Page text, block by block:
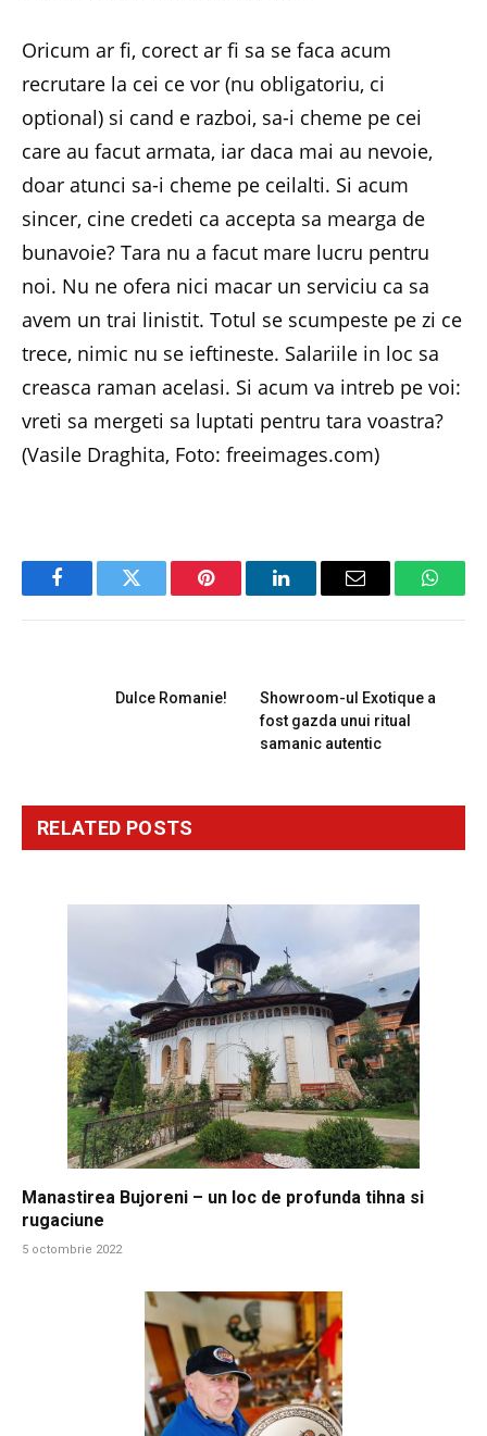
Oricum ar fi, corect ar fi sa se faca acum
recrutare la cei ce vor (nu obligatoriu, ci
optional) si cand e razboi, sa-i cheme pe cei
care au facut armata, iar daca mai au nevoie,
doar atunci sa-i cheme pe ceilalti. Si acum
sincer, cine credeti ca accepta sa mearga de
bunavoie? Tara nu a facut mare lucru pentru
noi. Nu ne ofera nici macar un serviciu ca sa
avem un trai linistit. Totul se scumpeste pe zi ce
trece, nimic nu se ieftineste. Salariile in loc sa
creasca raman acelasi. Si acum va intreb pe voi:
vreti sa mergeti sa luptati pentru tara voastra?
(Vasile Draghita, Foto: freeimages.com)
FacebookTwitter Pinterest LinkedInEmail
Dulce Romanie!
Showroom-ul Exotique a
fost gazda unui ritual
samanic autentic
RELATED POSTS
Manastirea Bujoreni – un loc de profunda tihna si
rugaciune
5 octombrie 2022